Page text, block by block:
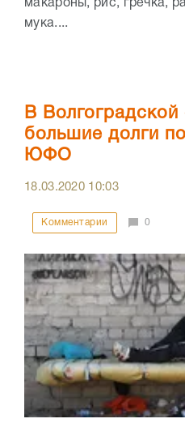
макароны, рис, гречка,
мука....
В
большие долги
ЮФО
18.03.2020 10:03
Комментарии 0